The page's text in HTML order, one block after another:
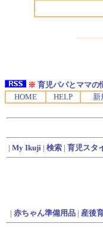
※ 育児パパとママの
HOME
HELP 新
| My Ikuji | 検索| 育児スタ
| 赤ちゃん準備用品| 産後